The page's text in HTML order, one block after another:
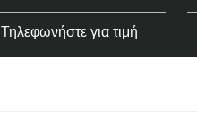
Τηλεφωνήστε για τιμή